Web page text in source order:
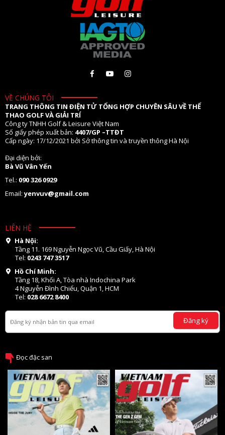
VỀ CHÚNG TÔI
TRANG THÔNG TIN ĐIỆN TỬ TỔNG HỢP CHUYÊN SÂU VỀ THỂ
THAO GOLF VÀ GIẢI TRÍ
Công ty TNHH Golf & Leisure Việt Nam
Số giấy phép xuất bản: 4407/GP –TTĐT
Cấp ngày: 17/12/2021 bởi Sở thông tin và truyền thông Hà Nội
Đại diện bởi:
Bà Vũ Vân Yến
Tel.: 090 326 0929
Email:yenvuv@gmail.com
LIÊN HỆ
Hà Nội:
Tầng 11. 169 Nguyễn Ngọc Vũ, Cầu Giấy, Hà Nội
Tel: 0243 747 3517
Hồ Chí Minh:
Tầng 18, Khối A, Tòa nhà Indochina Park
4 Nguyễn Đình Chiểu, Quận 1, HCM
Tel: 028 6672 8400
Đăng ký
Đọc đặc san